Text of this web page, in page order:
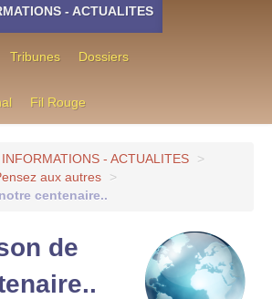
- ACTUALITES
Tribunes Dossiers
Fil Rouge
INFORMATIONS - ACTUALITES
>
aux autres
>
centenaire..
de